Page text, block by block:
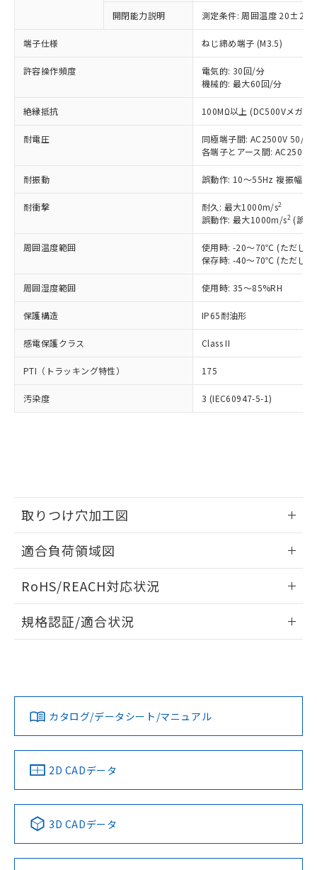
開閉能力説明 測定条件: 周囲温度 20±2℃
端子仕様 ねじ締め端子 (M3.5)
許容操作頻度
電気的: 30回/分
機械的: 最大60回/分
絶縁抵抗 100MΩ以上 (DC500Vメガ)
耐電圧
同極端子間: AC2500V 50/
各端子とアース間:
耐振動 誤動作: 10～55Hz 複振幅
耐衝撃 耐久: 最大1000m/s2
誤動作: 最大1000m/s2 (誤動
周囲温度範囲
使用時: -20～70℃ (ただし、
保存時: -40～70℃ (ただし、
周囲湿度範囲 使用時: 35～85%RH
保護構造 IP65耐油形
感電保護クラス Class II
PTI（トラッキング特性） 175
汚染度 3 (IEC60947-5-1)
取りつけ穴加工図
適合負荷領域図
RoHS/REACH対応状況
EU RoHS 注意事項・凡例
対応済み
中国 RoHS 注意事項・凡例
Pb Hg Cd Cr(VI)
規格認証/適合状況
LR型式承認
（イギリス
船舶規格）
DNV型式承認
（ノルウェー
BV型式承認
（フランス
KR型式
（韓国
No No No No
この製品の規格認証/適合状況ページへ
その他の認証はこちらのページからご検索ください
カタログ/データシート/マニュアル
2D CADデータ
3D CADデータ
以下の条件をお読みいただき、同意のうえ
ご利用ください。
本サービスは、当社制御機器事業取扱
商品の当社在庫状況および標準価格
(税抜)を提供させていただくもので
当社制御機器事業取扱商品の中には、
本サービスの対象外となる商品もある
在庫状況および標準価格照会結果は、
記載している更新日時点での社内デー
タに基づき作成されるものであり、閲
覧された時点での実際の在庫および標
準価格とは異なる場合があることをご
正式な納期状況および標準価格はお客
様のお取引先、またはお客様担当のオ
ムロン制御機器販売店・当社販売員に
オムロン制御機器販売店や当社販売拠
」をご確認
在庫状況および標準価格結果を当社の
事前の承諾なく第三者に漏洩または開
示しないようお願いします。
マイパーツ機能（部品リスト作成サー
ビス）をご利用いただくには、I-Web
品・サービスに関するお客様との取
引・商談に必要な範囲で利用すること
をご了承ください。
の共同利用に関して"
用者の範囲」に記載されている法人を
指します。
非含有に非対応の商品で、対応品を出す予
調査・確認中：EU RoHS指令（10物質）の
非含有の対応状況を調査中または確認中の
商品です。
非該当品：ライセンス料など無形物で、有
害物質有無と関係のない商品です。
仕入先様の事情により、非含有部品として
いたものが、含有品と判明した場合などや
むを得ず変更することがあります。
鉛(Pb) 1000ppm以下、 水銀(Hg) 1000ppm以下、 カド
六価クロム(Cr(Ⅵ)) 1000ppm以下、ポリ臭化ビフェニル
類(PBB) 1000ppm以下、ポリ臭化ジフェニルエーテル類
(PBDE) 1000ppm以下、フタル酸ビス(2-エチルヘキシ
ル) (DEHP)(別名：DOP) 1000ppm以下、フタル酸ブチ
ルベンジル（BBP） 1000ppm以下、フタル酸ジブチル
（DBP） 1000ppm以下、フタル酸ジイソブチル
適用除外項目は除く。
フタル酸エステル類の４物質については閾値を超える意
図的な使用がないことを確認しています。
部品在庫の切り替え状況などにより、予定
EU RoHS指令（10物質）の非含有証明書
51物質の非含有証明書（当社基準）
るもので、過去に遡って非含有を証明する
ものではありません。
また、RoHS指令のフタル酸エステル類４
物質の対応では、対応完了までの期間は出
荷製品に未対応品が混在することから備考
り、2022年1月12日より割愛しておりま
す。
「○」：最大均質材料含有率が中国RoHSの
基準値以下であることを示します。
「×」：最大均質材料含有率が中国RoHSの
基準値を超えていることを示します。
「－」：未確認です。当社販売部門へお問
*中国RoHS10物質の基準値 (GB/T26572)：
Pb(鉛) :1000ppm、 Hg(水銀) : 1000ppm、 Cd(カドミウ
Cr(Ⅵ)(六価クロム) : 1000ppm、 PBBs(ポリ臭化ビフェ
DBP(フタル酸ジブチル) : 1000ppm、 DIBP(フタル酸ジ
イソブチル) : 1000ppm、 BBP(フタル酸ブチルベンジ
DEHP(フタル酸ビス(2-エチルヘキシル)) : 1000ppm
※2 環境保護使用期限
「ｅ」：有害物質（10物質）のすべてが基
準値以下であることを示します。
「10」：通常の使用状況下において有害物
質が外部に漏えいし、環境に深刻な影響を
及ぼさない年数を意味します。
当社は、これら貴社製品のうち、外国
為替および外国貿易法に定める商品
（以下｢規制貨物等」という）を輸出
または国外への提供する場合は、日本
国政府の輸出許可(または役務取引許
可)を取得するなどの必要な手続きを
当社は規制貨物を破棄する場合は、完
全に破砕するなど、違法に輸出されな
いよう必要な手段を講じます。
当社は貴社製品を、核兵器、ミサイ
ル、化学兵器、生物兵器またはその他
武器並びにこれらの製造装置等に一切
当社は、貴社製品を第三者に販売する
場合は、上記1、2および3の内容を当
該第三者に通知します。また当社は、
販売先および販売に係わる関係者が違
法に輸出するおそれがある場合は、取
り引きをいたしません。
一定数以上の在庫あり
一定数には満たないが在庫あり
在庫なし(最新の在庫状況につ
いては、お客様のお取引先、ま
たはお客様担当のオムロン制御
機器販売店・当社販売員にご確
受注生産機種、また在庫状況の
情報を公開していない機種